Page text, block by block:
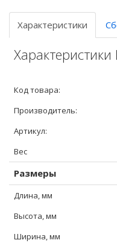
Характеристики
Код товара:
Производитель:
Артикул:
Вес
Размеры
Длина, мм
Высота, мм
Ширина, мм